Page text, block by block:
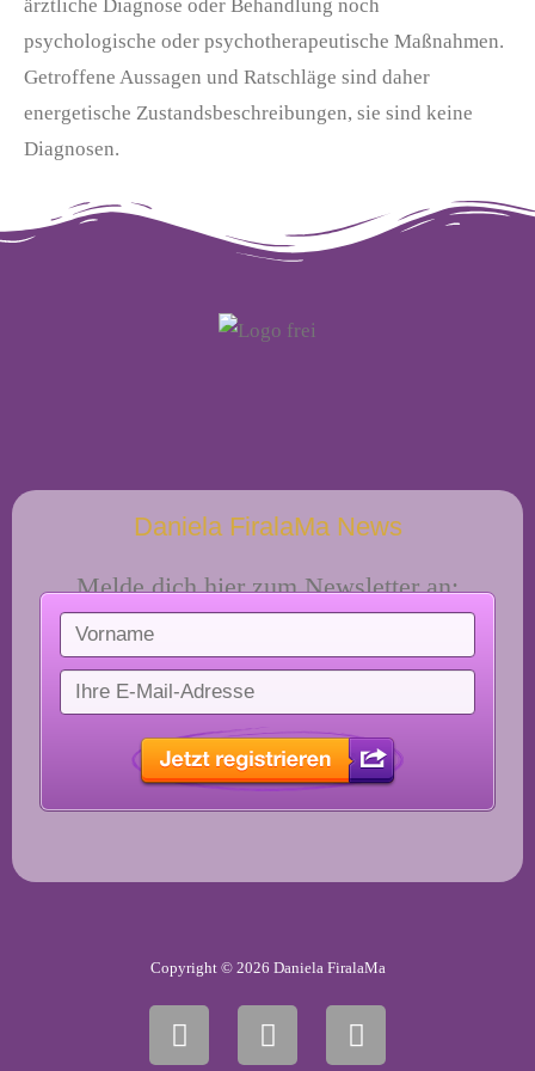
ärztliche Diagnose oder Behandlung noch
psychologische oder psychotherapeutische Maßnahmen.
Getroffene Aussagen und Ratschläge sind daher
energetische Zustandsbeschreibungen, sie sind keine
Diagnosen.
Daniela FiralaMa News
Melde dich hier zum Newsletter an:
Copyright © 2026 Daniela FiralaMa